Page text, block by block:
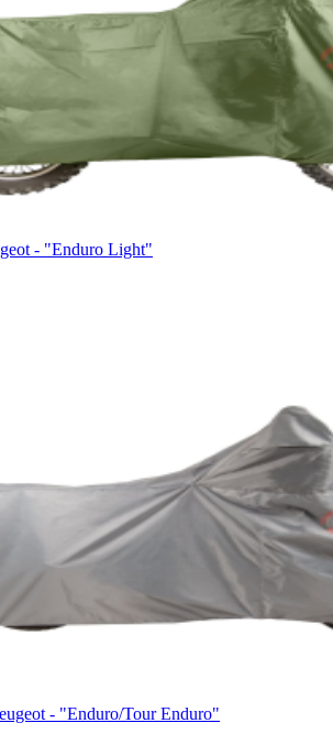
- "Enduro Light"
- "Enduro/Tour Enduro"